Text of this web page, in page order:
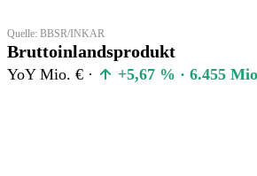
Quelle: BBSR/INKAR
Bruttoinlandsprodukt
YoY Mio. € · +5,67 % · 6.455